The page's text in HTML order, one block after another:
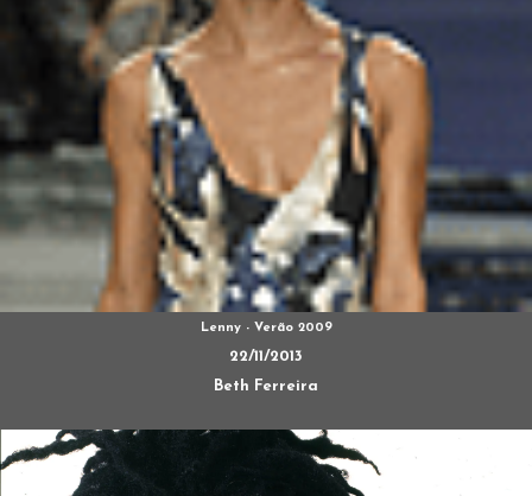
Lenny - Verão 2009
22/11/2013
Beth Ferreira